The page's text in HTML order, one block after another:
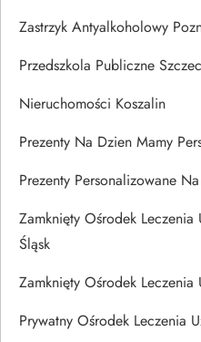
Zastrzyk Antyalkoholowy
Przedszkola Publiczne
Nieruchomości Koszalin
Prezenty Na Dzien Mamy
Prezenty Personalizowane
Zamknięty Ośrodek
Śląsk
Zamknięty Ośrodek Leczenia
Prywatny Ośrodek Leczenia